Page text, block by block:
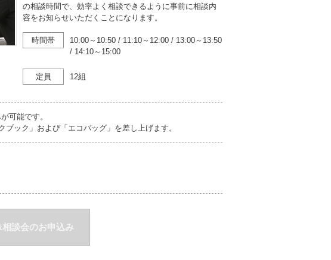
の相談時間で、効率よく相談できるように事前に相談内
容をお知らせいただくことになります。
時間帯 10:00～10:50 / 11:10～12:00 / 13:00～13:50
/ 14:10～15:00
定員 12組
可能です。
ック」および「エコバッグ」を差し上げます。
談会のお申込み